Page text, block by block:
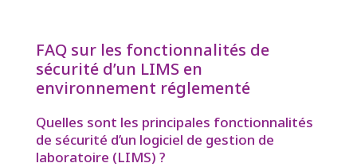
FAQ sur les fonctionnalités de
sécurité d’un LIMS en
environnement réglementé
Quelles sont les principales fonctionnalités
de sécurité d’un logiciel de gestion de
laboratoire (LIMS) ?